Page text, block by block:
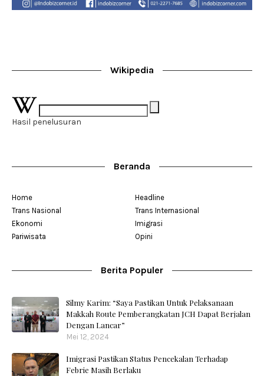
Wikipedia
Hasil penelusuran
Beranda
Home
Headline
Trans Nasional
Trans Internasional
Ekonomi
Imigrasi
Pariwisata
Opini
Berita Populer
Silmy Karim: “Saya Pastikan Untuk Pelaksanaan
Makkah Route Pemberangkatan JCH Dapat Berjalan
Dengan Lancar”
Mei 12, 2024
Imigrasi Pastikan Status Pencekalan Terhadap
Febrie Masih Berlaku